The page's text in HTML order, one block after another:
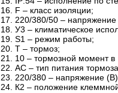
16. F – класс изоляции;
17. 220/380/50 – напряжение
18. У3 – климатическое
19. S1 – режим работы;
20. Т – тормоз;
21. 10 – тормозной момент
22. АС – тип питания
23. 220/380 – напряжение
24. К2 – положение